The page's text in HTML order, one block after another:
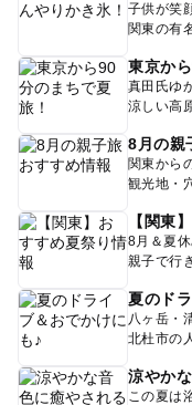
子供が笑
関東の有
東京か
真田氏ゆ
涼しい高
8月の親
関東から
観光地・
【関東
8月＆夏
親子で行
夏のド
八ヶ岳・
北杜市の
涼やか
この夏は